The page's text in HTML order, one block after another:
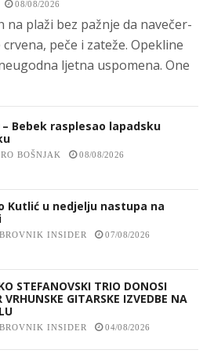
08/08/2026
na plaži bez pažnje da navečer-
peče i zateže. Opekline
ljetna uspomena. One
– Bebek rasplesao lapadsku
BOŠNJAK 08/08/2026
Kutlić u nedjelju nastupa na
INSIDER 07/08/2026
STEFANOVSKI TRIO DONOSI
VRHUNSKE GITARSKE IZVEDBE NA
INSIDER 04/08/2026